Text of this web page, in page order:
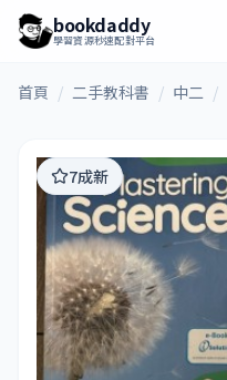
bookdaddy
學習資源秒速配對平台
首頁 / 二手教科書 / 中二 /
7成新